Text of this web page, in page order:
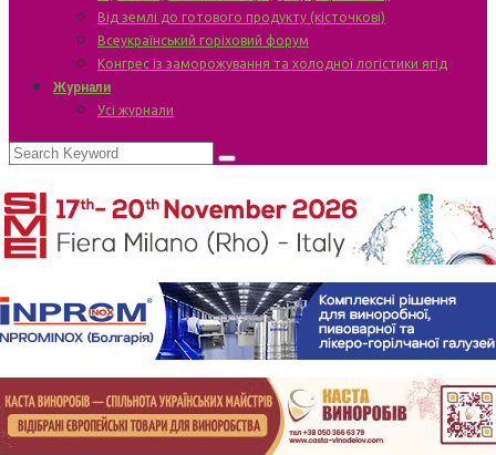
Від землі до готового продукту (кісточкові)
Всеукраїнський горіховий форум
Конгрес із заморожування та холодної логістики ягід
Журнали
Усі журнали